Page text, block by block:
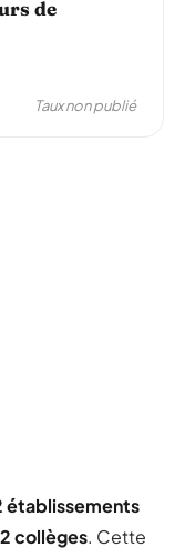
de
Taux non publié
établissements
2 collèges. Cette